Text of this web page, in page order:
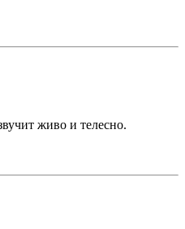
живо и телесно.